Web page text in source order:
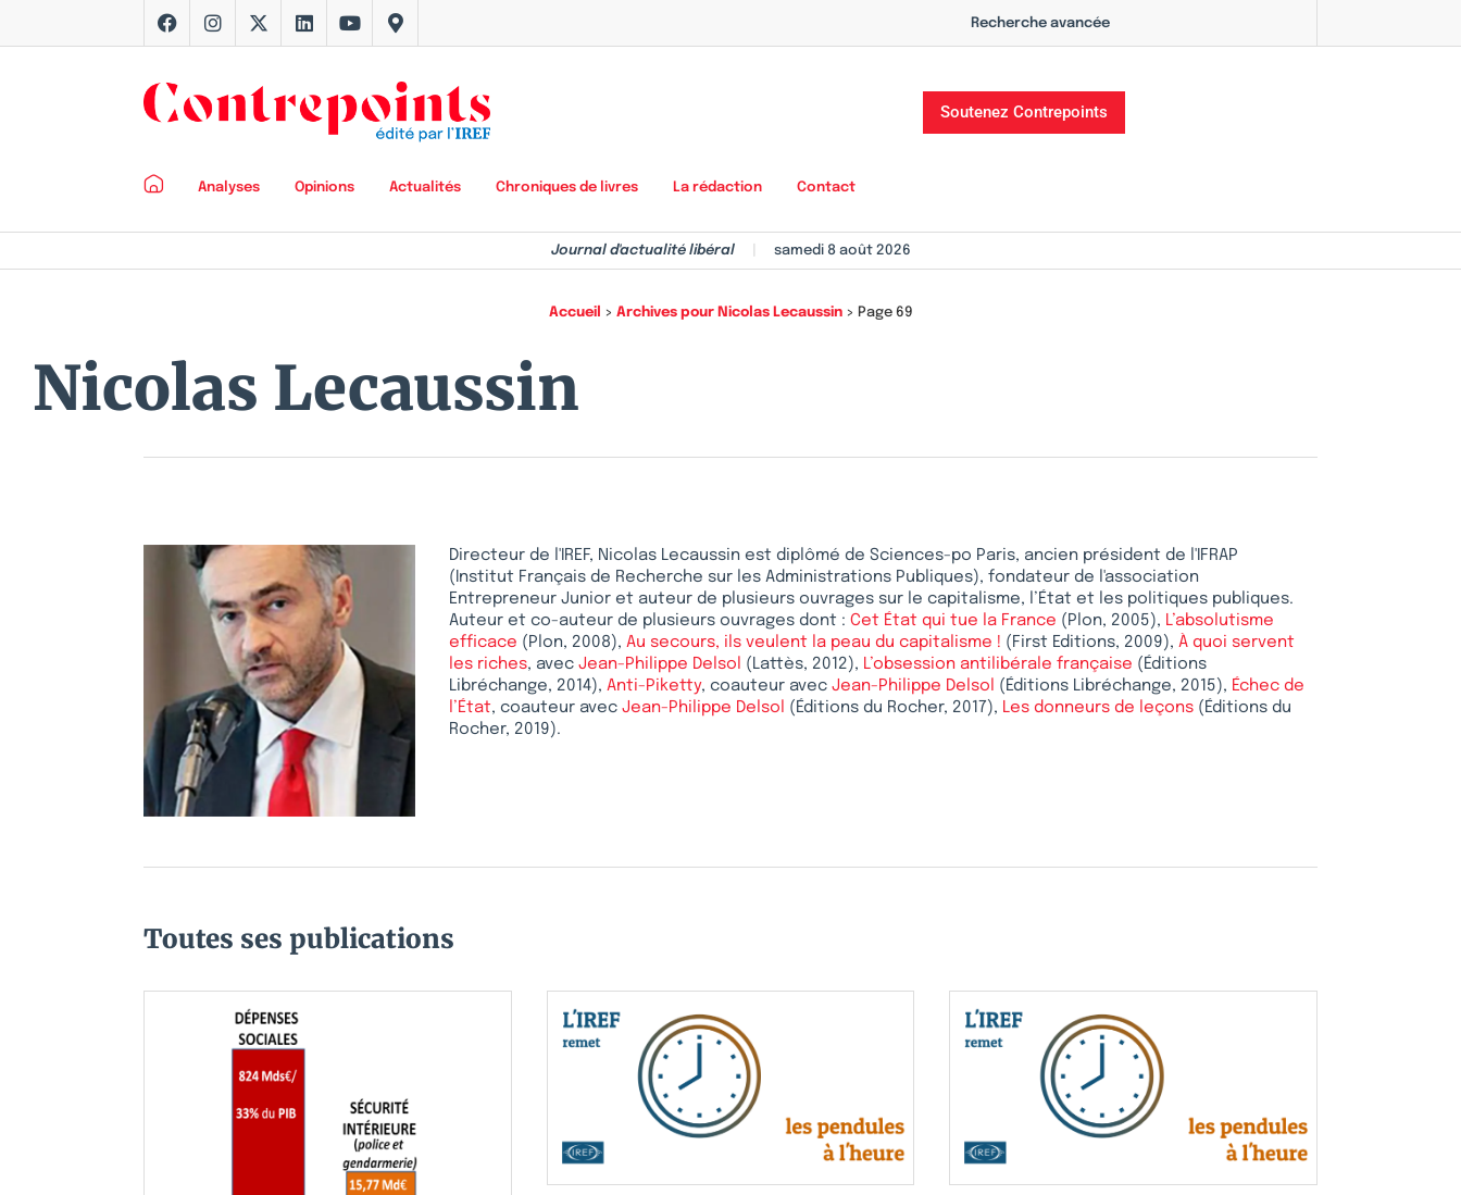
Recherche avancée
Soutenez Contrepoints
Analyses Opinions Actualités Chroniques de livres La rédaction Contact
Journal d'actualité libéral samedi 8 août 2026
Accueil > Archives pour Nicolas Lecaussin> Page 69
Nicolas Lecaussin
Directeur de l'IREF, Nicolas Lecaussin est diplômé de Sciences-po Paris, ancien président de l'IFRAP
(Institut Français de Recherche sur les Administrations Publiques), fondateur de l'association
Entrepreneur Junior et auteur de plusieurs ouvrages sur le capitalisme, l’État et les politiques publiques.
Auteur et co-auteur de plusieurs ouvrages dont :Cet État qui tue la France (Plon, 2005), L’absolutisme
efficace (Plon, 2008),Au secours, ils veulent la peau du capitalisme ! (First Editions, 2009),À quoi servent
les riches, avecJean-Philippe Delsol (Lattès, 2012), L’obsession antilibérale française (Éditions
Libréchange, 2014),Anti-Piketty, coauteur avecJean-Philippe Delsol (Éditions Libréchange, 2015), Échec de
l’État, coauteur avecJean-Philippe Delsol (Éditions du Rocher, 2017), Les donneurs de leçons (Éditions du
Rocher, 2019).
Toutes ses publications